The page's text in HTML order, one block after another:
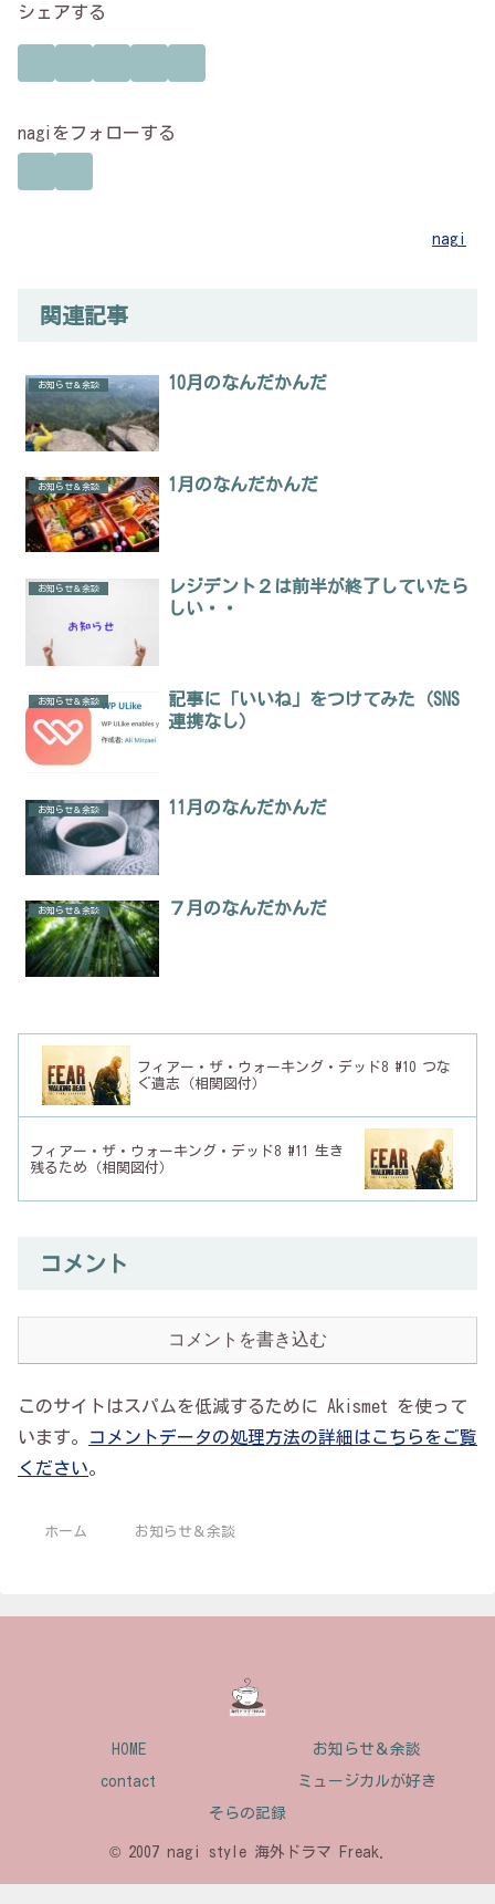
シェアする
nagiをフォローする
nagi
関連記事
お知らせ＆余談 10月のなんだかんだ
お知らせ＆余談 1月のなんだかんだ
お知らせ＆余談
レジデント２は前半が終了していたら
しい・・
お知らせ＆余談
記事に「いいね」をつけてみた（SNS
連携なし）
お知らせ＆余談 11月のなんだかんだ
お知らせ＆余談 ７月のなんだかんだ
フィアー・ザ・ウォーキング・デッド8 #10 つな
ぐ遺志（相関図付）
フィアー・ザ・ウォーキング・デッド8 #11 生き
残るため（相関図付）
コメント
コメントを書き込む
このサイトはスパムを低減するために Akismet を使って
います。
コメントデータの処理方法の詳細はこちらをご覧
ください。
ホーム お知らせ＆余談
HOME お知らせ＆余談
contact ミュージカルが好き
そらの記録
© 2007 nagi style 海外ドラマ Freak.